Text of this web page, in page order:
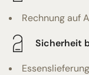
Rechnung auf
Sicherheit